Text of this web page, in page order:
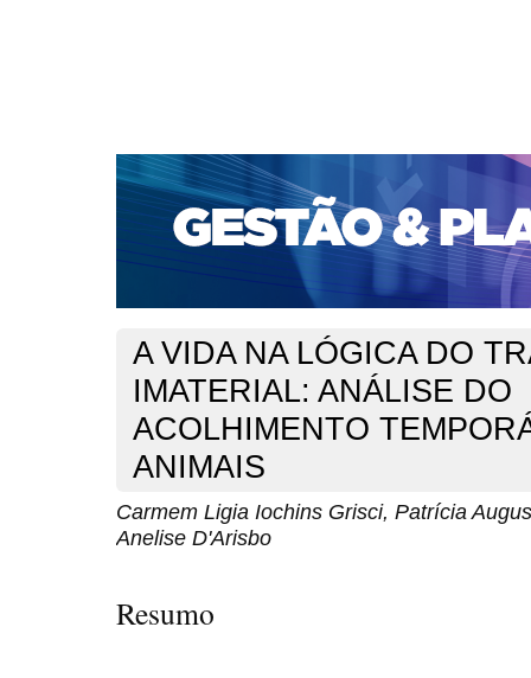
CAPA SOBRE ACESSO CADASTRO
PORTAL DE REVISTAS DA UNIFACS
SUBMISSÕES
PARA SUBMISSÃO DE ARTIGOS
TUTORIAL PARA
Capa v. 18, jan./dez. 2017>
A VIDA NA LÓGICA DO
IMATERIAL: ANÁLISE DO
ACOLHIMENTO
ANIMAIS
Carmem Ligia Iochins Grisci, Patrícia
Anelise D'Arisbo
Resumo